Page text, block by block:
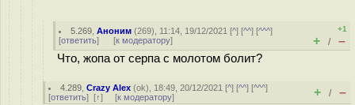
5.269 ,Аноним (269), 11:14, 19/12/2021 [^] [^^] [^^^]
[ответить] [к модератору]
+1
+ / –
Что, жопа от серпа с молотом болит?
4.289 ,Crazy Alex (ok), 18:49, 20/12/2021 [^] [^^] [^^^]
[ответить] [↑] [к модератору] + / –